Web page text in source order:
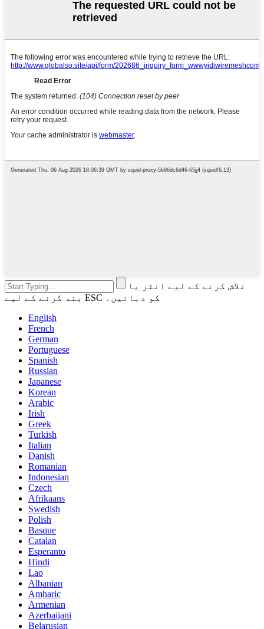
تلاش کرنے کے لیے انٹر یا
بند کرنے کے لیے ESC کو دبائیں۔
English
French
German
Portuguese
Spanish
Russian
Japanese
Korean
Arabic
Irish
Greek
Turkish
Italian
Danish
Romanian
Indonesian
Czech
Afrikaans
Swedish
Polish
Basque
Catalan
Esperanto
Hindi
Lao
Albanian
Amharic
Armenian
Azerbaijani
Belarusian